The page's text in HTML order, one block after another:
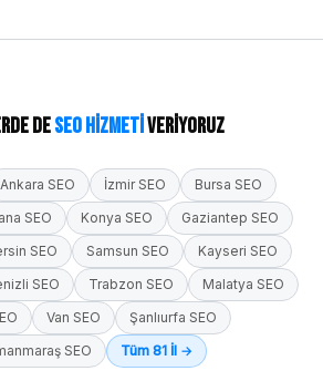
deSEO HizmetiVeriyoruz
Ankara SEO İzmirSEO Bursa SEO
SEO Konya SEO Gaziantep SEO
SEO Samsun SEO Kayseri SEO
SEO Trabzon SEO Malatya SEO
Van SEO Şanlıurfa SEO
SEO Tüm 81 İl →